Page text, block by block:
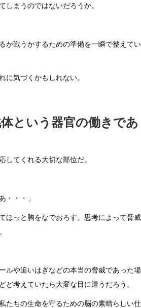
しまうのではないだろうか。
か戦うかするための準備を一瞬で整えてい
に気づくかもしれない。
という器官の働きであ
してくれる大切な部位だ。
・・・」
ほっと胸をなでおろす。思考によって脅威
ルや追いはぎなどの本当の脅威であった場
ど考えていたら大変な目に遭うだろう。
たちの生命を守るための脳の素晴らしい仕